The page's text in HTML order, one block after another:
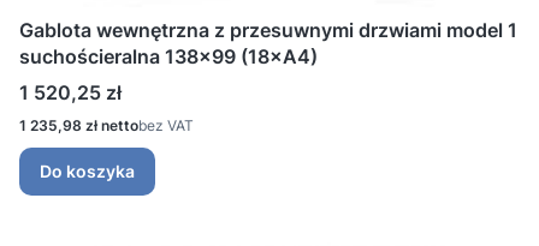
Gablota wewnętrzna z przesuwnymi drzwiami model 1
suchościeralna 138x99 (18×A4)
Cena
1 520,25 zł
Cena
1 235,98 zł bez VAT
Do koszyka